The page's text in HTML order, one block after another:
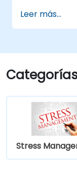
manejar
Leer más...
Stress